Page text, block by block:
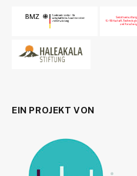
EIN PROJEKT VON